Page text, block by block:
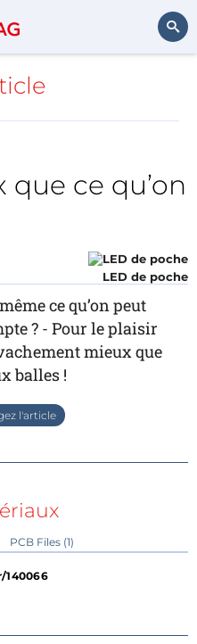
ce qu’on
LED de poche
ce qu’on peut
? - Pour le plaisir
mieux que
balles !
l'article
PCB Files (1)
140066